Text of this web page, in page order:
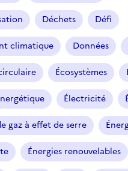
Déchets Défi
climatique Données
Écosystèmes
Électricité
gaz à effet de serre
Énergies renouvelables